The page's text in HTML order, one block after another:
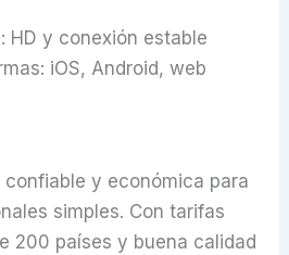
HD y conexión estable
iOS, Android, web
confiable y económica para
simples. Con tarifas
200 países y buena calidad